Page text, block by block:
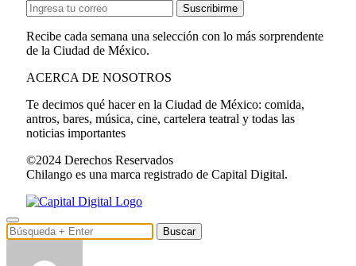
Suscribirme
Recibe cada semana una selección con lo más sorprendente
de la Ciudad de México.
ACERCA DE NOSOTROS
Te decimos qué hacer en la Ciudad de México: comida,
antros, bares, música, cine, cartelera teatral y todas las
noticias importantes
©2024 Derechos Reservados
Chilango es una marca registrado de Capital Digital.
Buscar